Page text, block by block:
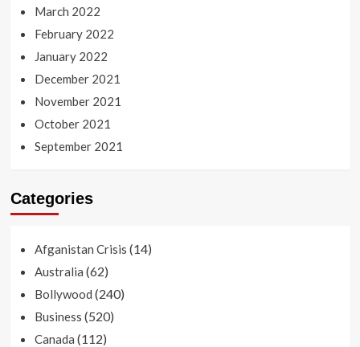
March 2022
February 2022
January 2022
December 2021
November 2021
October 2021
September 2021
Categories
Afganistan Crisis (14)
Australia (62)
Bollywood (240)
Business (520)
Canada (112)